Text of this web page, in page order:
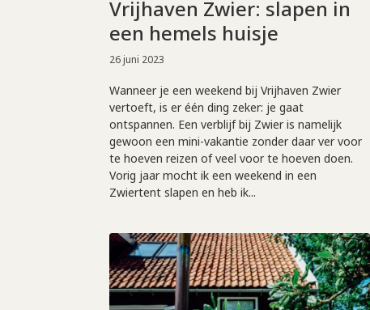
Vrijhaven Zwier: slapen in
een hemels huisje
26 juni 2023
Wanneer je een weekend bij Vrijhaven Zwier
vertoeft, is er één ding zeker: je gaat
ontspannen. Een verblijf bij Zwier is namelijk
gewoon een mini-vakantie zonder daar ver voor
te hoeven reizen of veel voor te hoeven doen.
Vorig jaar mocht ik een weekend in een
Zwiertent slapen en heb ik...